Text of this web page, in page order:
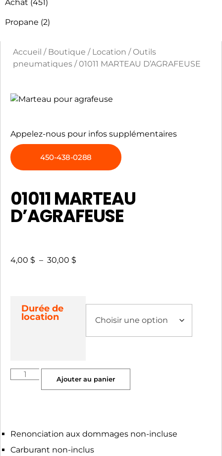
Achat (451)
Propane (2)
Accueil / Boutique / Location / Outils
pneumatiques / 01011 MARTEAU D’AGRAFEUSE
Appelez-nous pour infos supplémentaires
450-438-0288
01011 MARTEAU
D’AGRAFEUSE
4,00 $ – 30,00 $
Durée de
location
Ajouter au panier
Renonciation aux dommages non-incluse
Carburant non-inclus